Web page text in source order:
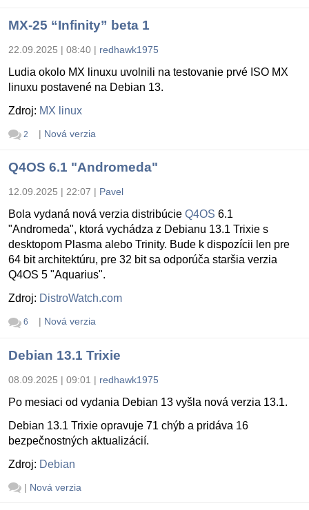
MX-25 “Infinity” beta 1
22.09.2025 | 08:40 | redhawk1975
Ludia okolo MX linuxu uvolnili na testovanie prvé ISO MX
linuxu postavené na Debian 13.
Zdroj: MX linux
2 | Nová verzia
Q4OS 6.1 "Andromeda"
12.09.2025 | 22:07 | Pavel
Bola vydaná nová verzia distribúcie Q4OS 6.1
"Andromeda", ktorá vychádza z Debianu 13.1 Trixie s
desktopom Plasma alebo Trinity. Bude k dispozícii len pre
64 bit architektúru, pre 32 bit sa odporúča staršia verzia
Q4OS 5 "Aquarius".
Zdroj: DistroWatch.com
6 | Nová verzia
Debian 13.1 Trixie
08.09.2025 | 09:01 | redhawk1975
Po mesiaci od vydania Debian 13 vyšla nová verzia 13.1.
Debian 13.1 Trixie opravuje 71 chýb a pridáva 16
bezpečnostných aktualizácií.
Zdroj: Debian
| Nová verzia